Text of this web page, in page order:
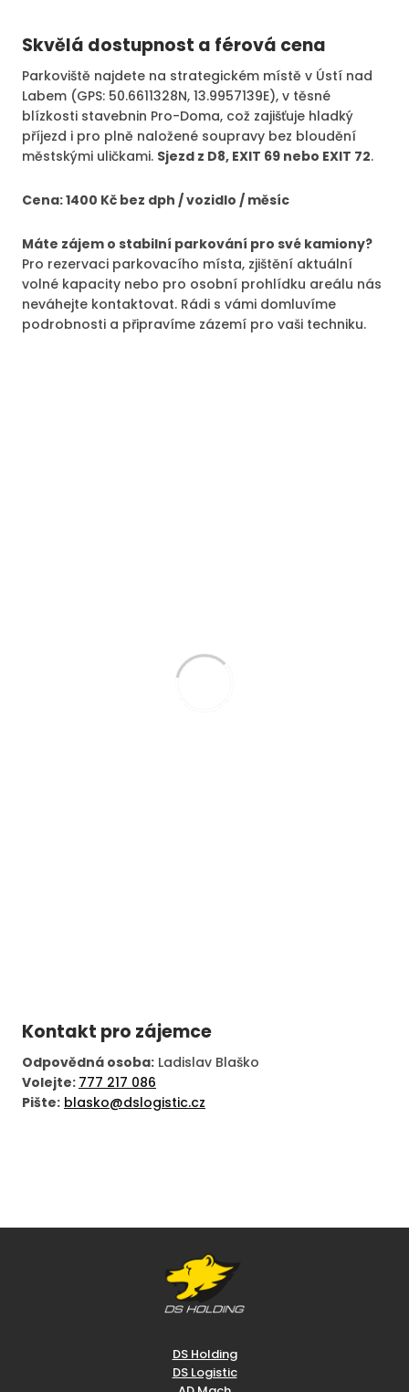
Skvělá dostupnost a férová cena
Parkoviště najdete na strategickém místě v Ústí nad
Labem (GPS: 50.6611328N, 13.9957139E), v těsné
blízkosti stavebnin Pro-Doma, což zajišťuje hladký
příjezd i pro plně naložené soupravy bez bloudění
městskými uličkami. Sjezd z D8, EXIT 69 nebo EXIT 72.
Cena: 1400 Kč bez dph / vozidlo / měsíc
Máte zájem o stabilní parkování pro své kamiony?
Pro rezervaci parkovacího místa, zjištění aktuální
volné kapacity nebo pro osobní prohlídku areálu nás
neváhejte kontaktovat. Rádi s vámi domluvíme
podrobnosti a připravíme zázemí pro vaši techniku.
Kontakt pro zájemce
Odpovědná osoba: Ladislav Blaško
Volejte: 777 217 086
Pište: blasko@dslogistic.cz
DS Holding
DS Logistic